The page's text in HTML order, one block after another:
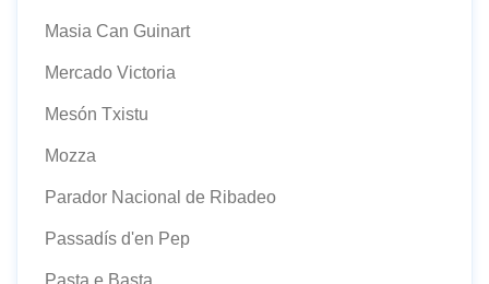
Masia Can Guinart
Mercado Victoria
Mesón Txistu
Mozza
Parador Nacional de Ribadeo
Passadís d'en Pep
Pasta e Basta